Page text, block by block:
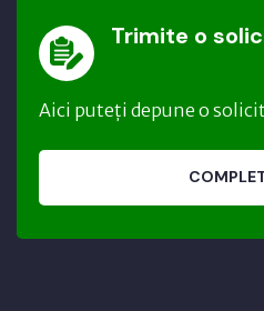
Trimite o
Aici puteți depune o